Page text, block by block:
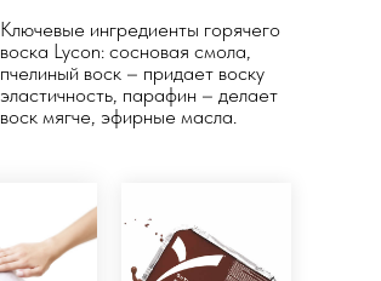
Ключевые ингредиенты горячего
воска Lycon: сосновая смола,
пчелиный воск – придает воску
эластичность, парафин – делает
воск мягче, эфирные масла.